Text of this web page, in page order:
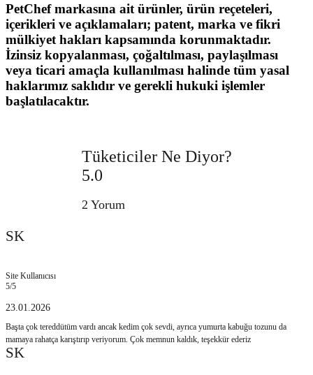
PetChef markasına ait ürünler, ürün reçeteleri,
içerikleri ve açıklamaları; patent, marka ve fikri
mülkiyet hakları kapsamında korunmaktadır.
İzinsiz kopyalanması, çoğaltılması, paylaşılması
veya ticari amaçla kullanılması halinde tüm yasal
haklarımız saklıdır ve gerekli hukuki işlemler
başlatılacaktır.
Tüketiciler Ne Diyor?
5.0
2 Yorum
SK
Site Kullanıcısı
5/5
23.01.2026
Başta çok tereddütüm vardı ancak kedim çok sevdi, ayrıca yumurta kabuğu tozunu da
mamaya rahatça karıştırıp veriyorum. Çok memnun kaldık, teşekkür ederiz
SK